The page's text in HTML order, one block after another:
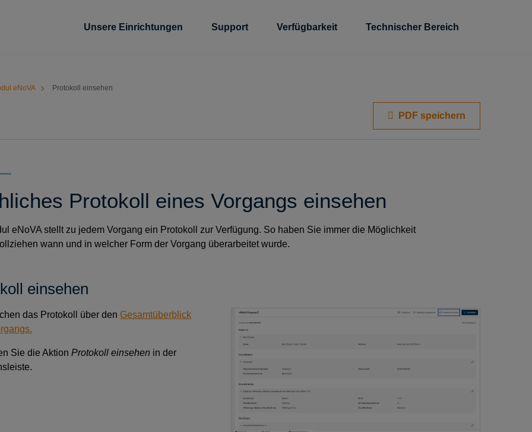
Unsere Einrichtungen Support Verfügbarkeit Technischer Bereich
eNoVA Protokoll einsehen
PDF speichern
Protokoll eines Vorgangs einsehen
eNoVA stellt zu jedem Vorgang ein Protokoll zur Verfügung. So haben Sie immer die Möglichkeit
wann und in welcher Form der Vorgang überarbeitet wurde.
einsehen
das Protokoll über den Gesamtüberblick
Sie die Aktion Protokoll einsehen in der